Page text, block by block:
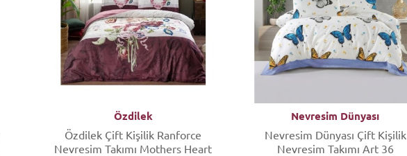
Özdilek
Özdilek Çift Kişilik Ranforce
Nevresim Takımı Mothers Heart
Nevresim Dünyası
Nevresim Dünyası Çift Kişilik
Nevresim Takımı Art 36